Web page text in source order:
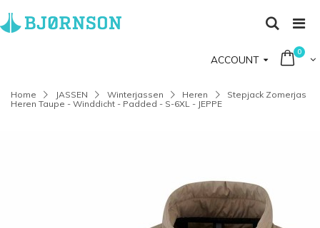
ACCOUNT
0
Home JASSEN Winterjassen Heren
Stepjack Zomerjas
Heren Taupe - Winddicht - Padded - S-6XL - JEPPE